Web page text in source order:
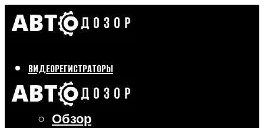
ВИДЕОРЕГИСТРАТОРЫ
Бренды
Выбор
Обзор